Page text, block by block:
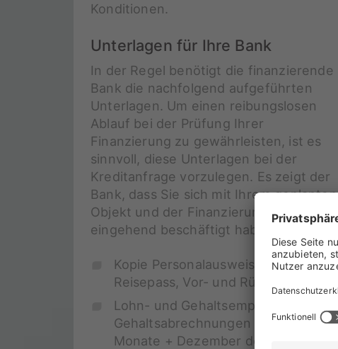
Konditionen.
Unterlagen für Ihre Bank
In der Regel benötigt die finanzierende
Bank die nachfolgend aufgeführten
Unterlagen. Um einen reibungslosen
Ablauf bei der Prüfung Ihrer
Finanzierung zu gewährleisten, ist es
sinnvoll, diese Unterlagen bei der
Kreditanfrage vorzulegen. Es zeigt der
Bank, dass Sie sich mit Ihrem geplanten
Objekt und der Finanzierung bereits
eingehend beschäftigt haben.
Kopie Personalausweis oder
Reisepass, Vor- und Rückseite
Lohn- und Gehaltsempfänger:
Gehaltsabrechnungen der letzten 3
Monate + Dezember des Vorjahres,